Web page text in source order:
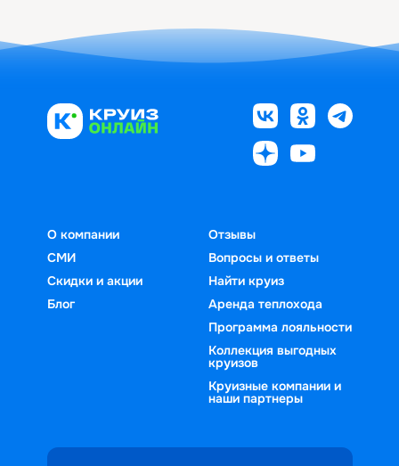
О компании
СМИ
Скидки и акции
Блог
Отзывы
Вопросы и ответы
Найти круиз
Аренда теплохода
Программа лояльности
Коллекция выгодных
круизов
Круизные компании и
наши партнеры